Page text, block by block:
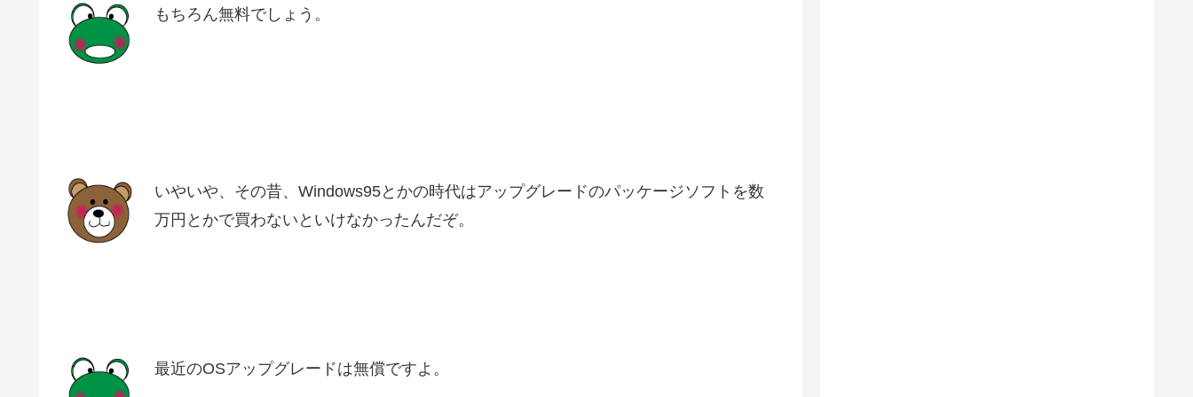
もちろん無料でしょう。
いやいや、その昔、Windows95とかの時代はアップグレードのパッケージソフトを数
万円とかで買わないといけなかったんだぞ。
最近のOSアップグレードは無償ですよ。